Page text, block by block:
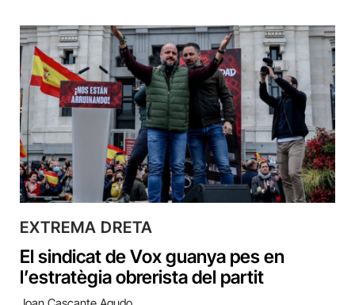
EXTREMA DRETA
El sindicat de Vox guanya pes en
l’estratègia obrerista del partit